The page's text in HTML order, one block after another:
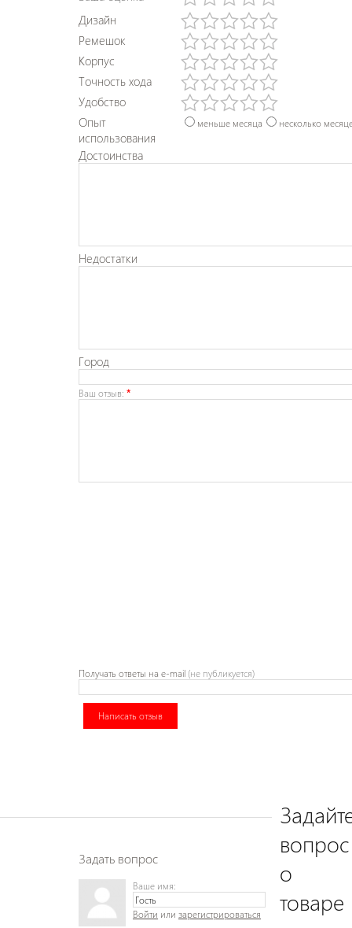
Дизайн
Ремешок
Корпус
Точность хода
Удобство
Опыт
использования
меньше месяца несколько
Достоинства
Недостатки
Город
Ваш отзыв: *
Получать ответы на e-mail (не публикуется)
Написать отзыв
вопрос
о
товаре
Задать вопрос
Ваше имя:
Войти или зарегистрироваться